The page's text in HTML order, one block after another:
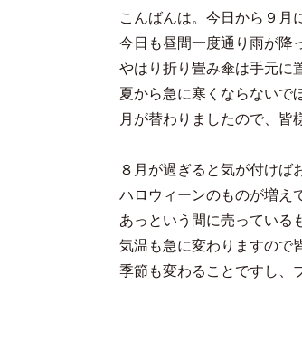
こんばんは。今日から９月
今日も昼間一度通り雨が降
やはり折り畳み傘は手元に
夏から急に寒くならないで
月が替わりましたので、皆
８月が過ぎると気が付けば
ハロウィーンのものが増え
あっという間に売っている
気温も急に変わりますので
季節も変わることですし、